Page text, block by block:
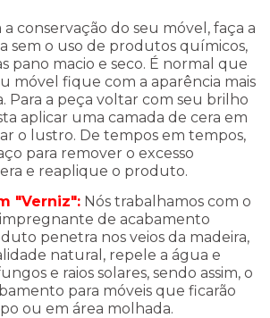
a conservação do seu móvel, faça a
sem o uso de produtos químicos,
pano macio e seco. É normal que
móvel fique com a aparência mais
Para a peça voltar com seu brilho
aplicar uma camada de cera em
o lustro. De tempos em tempos,
para remover o excesso
e reaplique o produto.
"Verniz": Nós trabalhamos com o
de acabamento
penetra nos veios da madeira,
natural, repele a água e
e raios solares, sendo assim, o
para móveis que ficarão
ou em área molhada.